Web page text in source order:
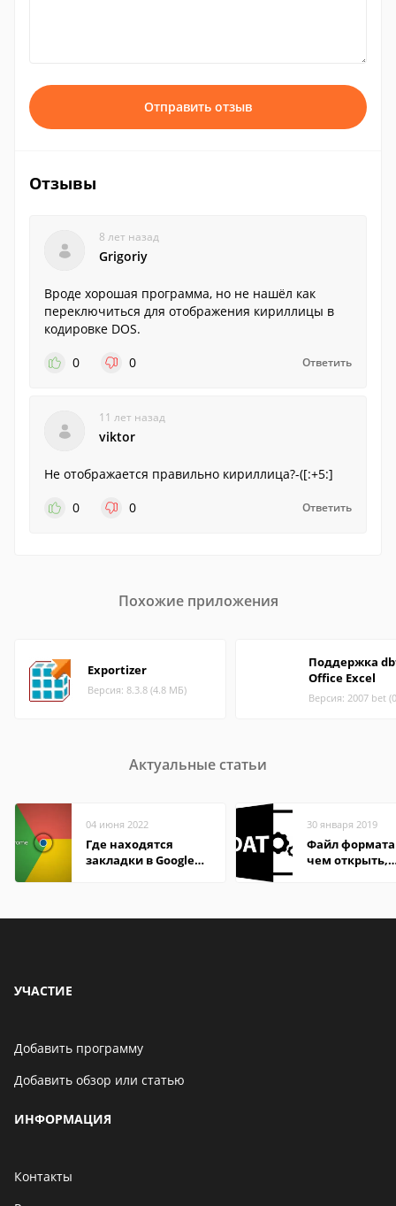
Отправить отзыв
Отзывы
8 лет назад
Grigoriy
Вроде хорошая программа, но не нашёл как
переключиться для отображения кириллицы в
кодировке DOS.
0
0 Ответить
11 лет назад
viktor
Не отображается правильно кириллица?-([:+5:]
0
0 Ответить
Похожие приложения
Exportizer
Версия: 8.3.8 (4.8 МБ)
Поддержка
Office Excel
Версия: 2007 bet
Актуальные статьи
04 июня 2022
Где находятся
закладки в Google
30 января 2019
Файл формата
чем открыть,
УЧАСТИЕ
Добавить программу
Добавить обзор или статью
ИНФОРМАЦИЯ
Контакты